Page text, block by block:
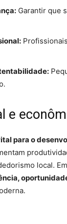
Garantir que
e
para o
local.